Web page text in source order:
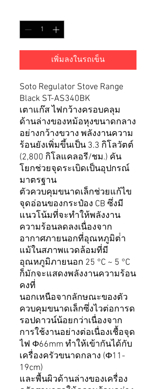
เพิ่มลงในรถเข็น
Soto Regulator Stove Range
Black ST-AS340BK
เตาแก๊ส ไฟกว้างครอบคลุม
ด้านล่างของหม้อหุงขนาดกลาง
อย่างกว้างขวาง พลังงานความ
ร้อนยังเพิ่มขึ้นเป็น 3.3 กิโลวัตต์
(2,800 กิโลแคลอรี/ชม.) คัน
โยกช่วยจุดระเบิดเป็นอุปกรณ์
มาตรฐาน
ตัวควบคุมขนาดเล็กช่วยแก้ไข
จุดอ่อนของกระป๋อง CB ซึ่งมี
แนวโน้มที่จะทําให้พลังงาน
ความร้อนลดลงเนื่องจาก
อากาศภายนอกที่อุณหภูมิต่ํา
แม้ในสภาพแวดล้อมที่มี
อุณหภูมิภายนอก 25 °C ~ 5 °C
ก็มักจะแสดงพลังงานความร้อน
คงที่
นอกเหนือจากลักษณะของตัว
ควบคุมขนาดเล็กซึ่งไวต่อการด
รอปดาวน์น้อยกว่าเนื่องจาก
การใช้งานอย่างต่อเนื่องเชื้อจุด
ไฟ Φ66mm ทําให้เข้ากันได้กับ
เครื่องครัวขนาดกลาง (Φ11-
19cm)
และพื้นผิวด้านล่างของเครื่อง